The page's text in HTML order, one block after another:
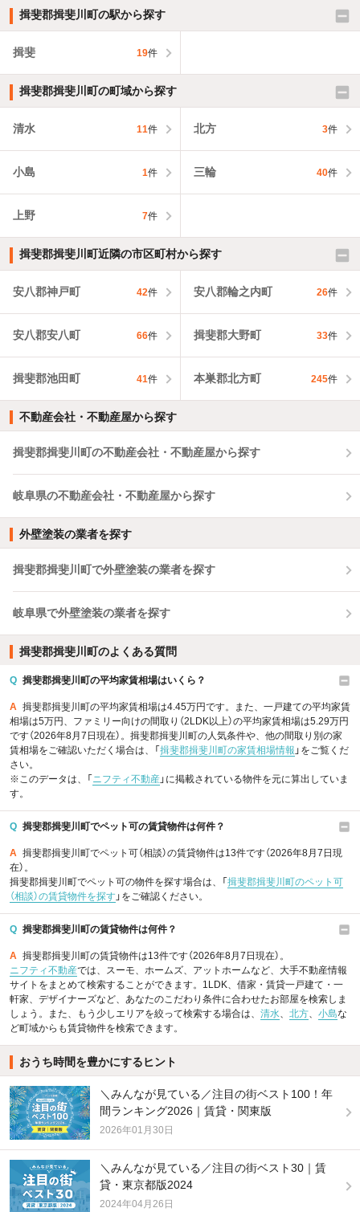
揖斐郡揖斐川町の駅から探す
揖斐 19件
揖斐郡揖斐川町の町域から探す
清水 11件 北方 3件
小島 1件 三輪 40件
上野 7件
揖斐郡揖斐川町近隣の市区町村から探す
安八郡神戸町 42件 安八郡輪之内町 26件
安八郡安八町 66件 揖斐郡大野町 33件
揖斐郡池田町 41件 本巣郡北方町 245件
不動産会社・不動産屋から探す
揖斐郡揖斐川町の不動産会社・不動産屋から探す
岐阜県の不動産会社・不動産屋から探す
外壁塗装の業者を探す
揖斐郡揖斐川町で外壁塗装の業者を探す
岐阜県で外壁塗装の業者を探す
揖斐郡揖斐川町のよくある質問
Q 揖斐郡揖斐川町の平均家賃相場はいくら？
A 揖斐郡揖斐川町の平均家賃相場は4.45万円です。また、一戸建ての平均家賃
相場は5万円、ファミリー向けの間取り（2LDK以上）の平均家賃相場は5.29万円
です（2026年8月7日現在）。揖斐郡揖斐川町の人気条件や、他の間取り別の家
賃相場をご確認いただく場合は、「 揖斐郡揖斐川町の家賃相場情報 」をご覧くだ
さい。
※このデータは、「 ニフティ不動産 」に掲載されている物件を元に算出していま
す。
Q 揖斐郡揖斐川町でペット可の賃貸物件は何件？
A 揖斐郡揖斐川町でペット可（相談）の賃貸物件は13件です（2026年8月7日現
在）。
揖斐郡揖斐川町でペット可の物件を探す場合は、「 揖斐郡揖斐川町のペット可
（相談）の賃貸物件を探す 」をご確認ください。
Q 揖斐郡揖斐川町の賃貸物件は何件？
A 揖斐郡揖斐川町の賃貸物件は13件です（2026年8月7日現在）。
ニフティ不動産では、スーモ、ホームズ、アットホームなど、大手不動産情報
サイトをまとめて検索することができます。1LDK、借家・賃貸一戸建て・一
軒家、デザイナーズなど、あなたのこだわり条件に合わせたお部屋を検索しま
しょう。また、もう少しエリアを絞って検索する場合は、 清水、 北方、 小島な
ど町域からも賃貸物件を検索できます。
おうち時間を豊かにするヒント
＼みんなが見ている／注目の街ベスト100！年
間ランキング2026｜賃貸・関東版
2026年01月30日
＼みんなが見ている／注目の街ベスト30｜賃
貸・東京都版2024
2024年04月26日